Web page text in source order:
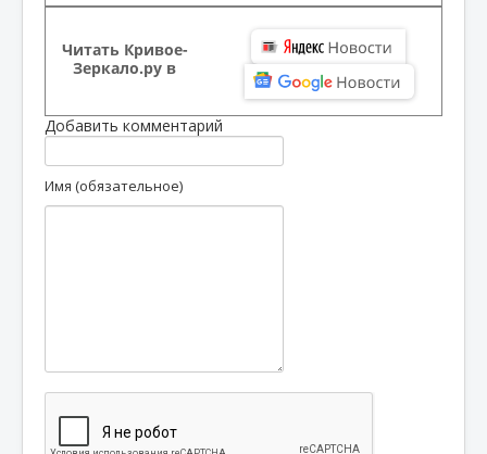
Читать Кривое-
Зеркало.ру в
Добавить комментарий
Имя (обязательное)